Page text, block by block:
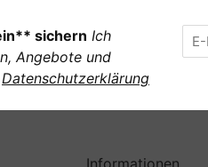
sichern Ich
Angebote und
Datenschutzerklärung
Informationen